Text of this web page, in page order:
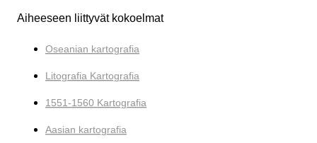
Aiheeseen liittyvät kokoelmat
Oseanian kartografia
Litografia Kartografia
1551-1560 Kartografia
Aasian kartografia